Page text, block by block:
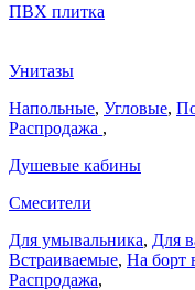
ПВХ плитка
Унитазы
Напольные, Угловые,
Распродажа ,
Душевые кабины
Смесители
Для умывальника, Для
Встраиваемые, На борт
Распродажа,